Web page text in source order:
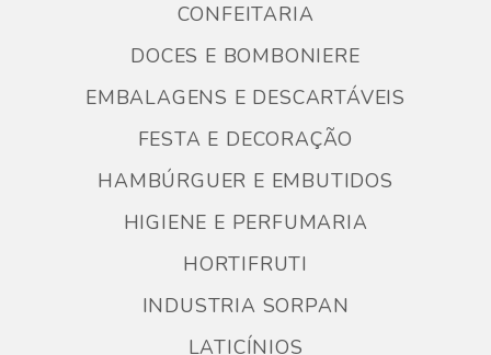
CONFEITARIA
DOCES E BOMBONIERE
EMBALAGENS E DESCARTÁVEIS
FESTA E DECORAÇÃO
HAMBÚRGUER E EMBUTIDOS
HIGIENE E PERFUMARIA
HORTIFRUTI
INDUSTRIA SORPAN
LATICÍNIOS